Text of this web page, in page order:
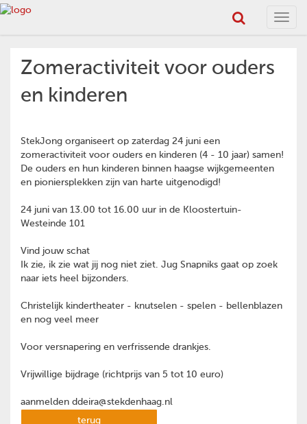
Zomeractiviteit voor ouders
en kinderen
StekJong organiseert op zaterdag 24 juni een
zomeractiviteit voor ouders en kinderen (4 - 10 jaar) samen!
De ouders en hun kinderen binnen haagse wijkgemeenten
en pioniersplekken zijn van harte uitgenodigd!
24 juni van 13.00 tot 16.00 uur in de Kloostertuin-
Westeinde 101
Vind jouw schat
Ik zie, ik zie wat jij nog niet ziet. Jug Snapniks gaat op zoek
naar iets heel bijzonders.
Christelijk kindertheater - knutselen - spelen - bellenblazen
en nog veel meer
Voor versnapering en verfrissende drankjes.
Vrijwillige bijdrage (richtprijs van 5 tot 10 euro)
aanmelden ddeira@stekdenhaag.nl
terug